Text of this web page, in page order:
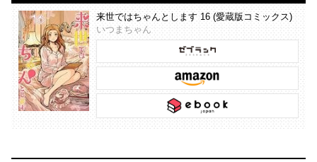
来世ではちゃんとします 16 (愛蔵版コミックス)
いつまちゃん